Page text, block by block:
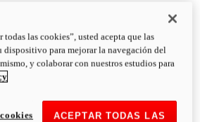
las cookies”, usted acepta que las
dispositivo para mejorar la navegación del
y colaborar con nuestros estudios para
ACEPTAR TODAS LAS